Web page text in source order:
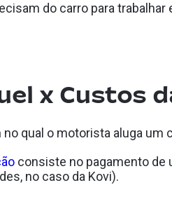
do carro para
x Custos
qual o motorista aluga
consiste no pagamento de
no caso da Kovi).